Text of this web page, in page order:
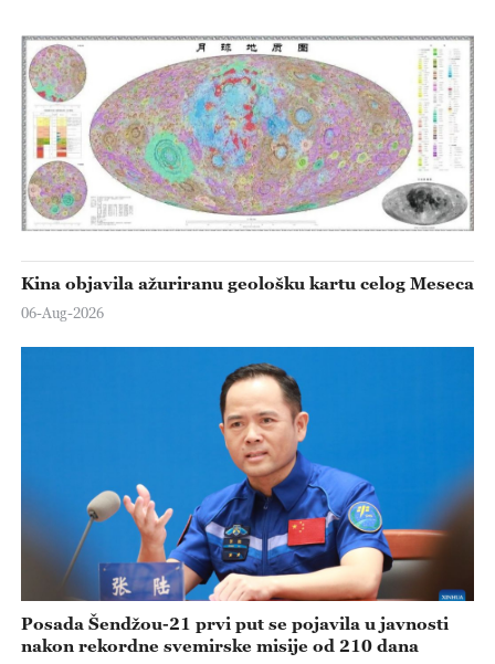
Kina objavila ažuriranu geološku kartu celog Meseca
06-Aug-2026
Posada Šendžou-21 prvi put se pojavila u javnosti
nakon rekordne svemirske misije od 210 dana